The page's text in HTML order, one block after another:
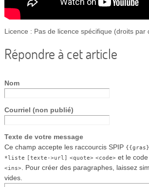
Licence : Pas de licence spécifique (droits par
Répondre à cet article
Nom
Courriel (non publié)
Texte de votre message
Ce champ accepte les raccourcis SPIP
*liste [texte->url] <quote> <code>et le code
<ins>. Pour créer des paragraphes, laissez
vides.